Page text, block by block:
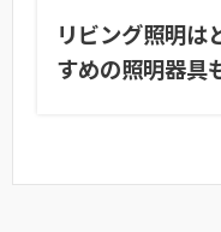
リビング照明は
すめの照明器具